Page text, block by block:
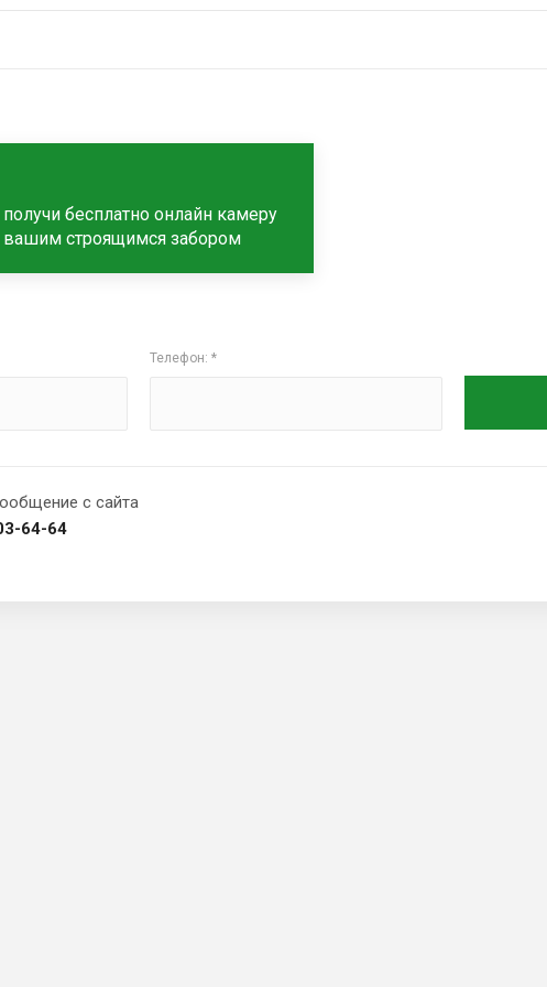
бесплатно онлайн камеру
вашим строящимся забором
Телефон: *
с сайта
64-64